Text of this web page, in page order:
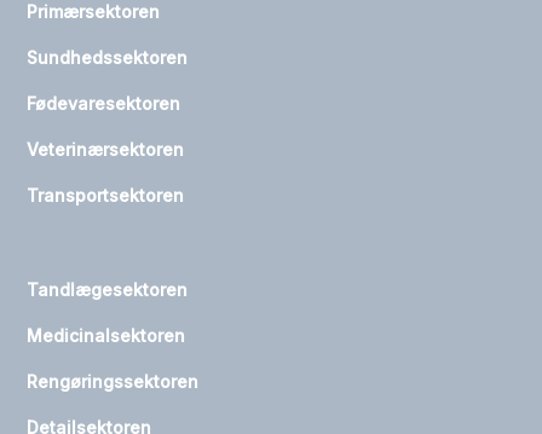
Primærsektoren
Sundhedssektoren
Fødevaresektoren
Veterinærsektoren
Transportsektoren
Tandlægesektoren
Medicinalsektoren
Rengøringssektoren
Detailsektoren